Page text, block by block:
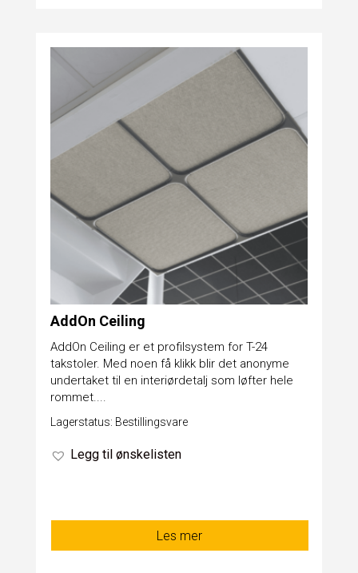
AddOn Ceiling
AddOn Ceiling er et profilsystem for T-24
takstoler. Med noen få klikk blir det anonyme
undertaket til en interiørdetalj som løfter hele
rommet....
Lagerstatus: Bestillingsvare
Legg til ønskelisten
Les mer